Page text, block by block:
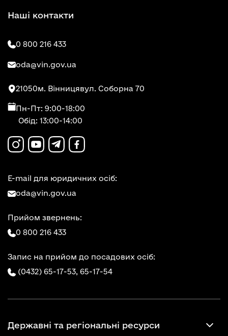
Наші контакти
0 800 216 433
oda@vin.gov.ua
21050м. Вінницявул. Соборна 70
Пн-Пт: 9:00-18:00
Обід: 13:00-14:00
E-mail для юридичних осіб:
oda@vin.gov.ua
Прийом звернень:
0 800 216 433
Запис на прийом до посадових осіб:
(0432) 65-17-53, 65-17-54
Державні та регіональні ресурси